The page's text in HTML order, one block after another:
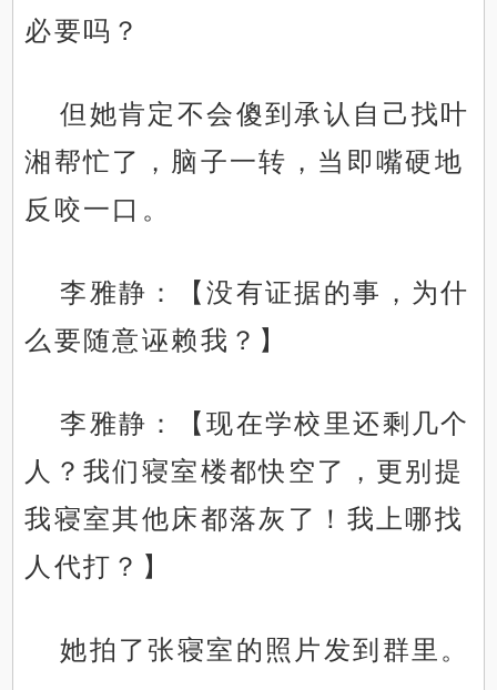
必要吗？
但她肯定不会傻到承认自己找叶
湘帮忙了，脑子一转，当即嘴硬地
反咬一口。
李雅静：【没有证据的事，为什
么要随意诬赖我？】
李雅静：【现在学校里还剩几个
人？我们寝室楼都快空了，更别提
我寝室其他床都落灰了！我上哪找
人代打？】
她拍了张寝室的照片发到群里。